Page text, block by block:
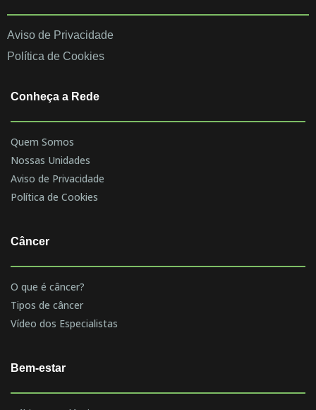
Aviso de Privacidade
Política de Cookies
Conheça a Rede
Quem Somos
Nossas Unidades
Aviso de Privacidade
Política de Cookies
Câncer
O que é câncer?
Tipos de câncer
Vídeo dos Especialistas
Bem-estar